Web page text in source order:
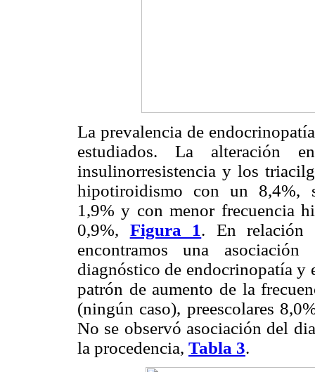
La prevalencia de
estudiados. La alteración
insulinorresistencia y los
hipotiroidismo con un 8,4%,
1,9% y con menor frecuencia
0,9%, Figura 1. En relación
encontramos una
diagnóstico de endocrinopatía y
patrón de aumento de la
(ningún caso), preescolares
No se observó asociación del
la procedencia, Tabla 3.